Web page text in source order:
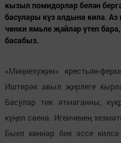
кызыл помидорлар белән
басулары күз алдына килә. Аз
чөнки ямьле җәйләр үтеп
басабыз.
«Миңнехуҗин» крестьян-
Иштирәк авыл җирлеге
Басулар тик ятмаганны,
күңел сөенә. Игенченең
Быел көннәр бик эссе